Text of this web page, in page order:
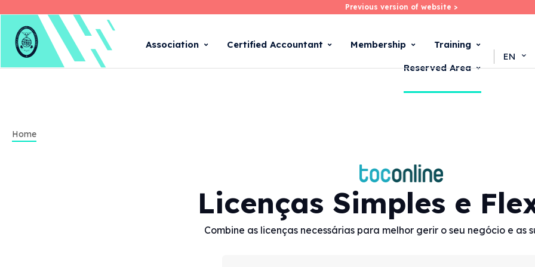
Skip
content
Previous version of website >
Previous version of website >
Association Certified Accountant Membership Training
Reserved Area
EN
Home
Licenças Simples e
Combine as licenças necessárias para melhor gerir o seu negócio e as